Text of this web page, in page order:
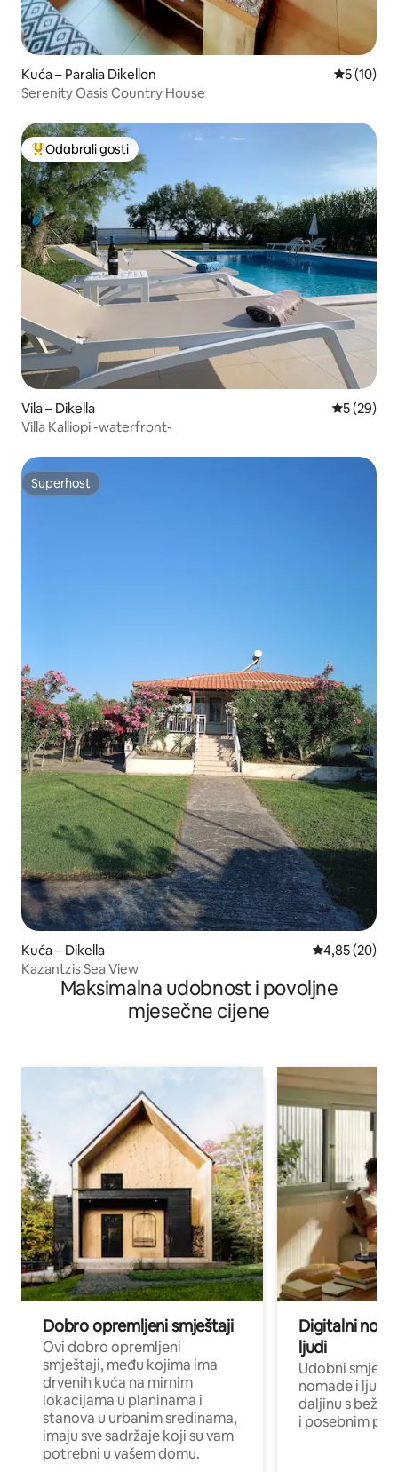
Kuća – Paralia Dikellon Prosječna
5 (10)
Serenity Oasis Country House
Među najviše rangiranima s oznakom „Odabrali gosti”
Odabrali gosti
Vila – Dikella Prosječna
5 (29)
Villa Kalliopi -waterfront-
Superhost
Superhost
Kuća – Dikella Prosječna
4,85 (20)
Kazantzis Sea View
Maksimalna udobnost i povoljne
mjesečne cijene
Dobro opremljeni smještaji
Ovi dobro opremljeni
smještaji, među kojima ima
drvenih kuća na mirnim
lokacijama u planinama i
stanova u urbanim sredinama,
imaju sve sadržaje koji su vam
potrebni u vašem domu.
Digitalni
ljudi
Udobni
nomade i ljude
daljinu s
i posebnim